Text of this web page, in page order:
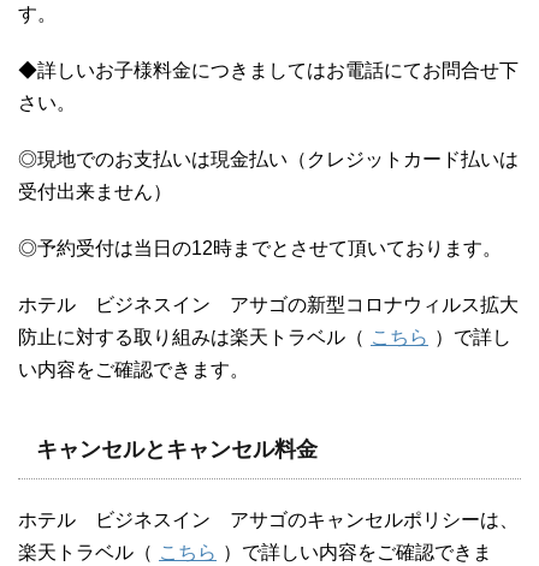
す。
◆詳しいお子様料金につきましてはお電話にてお問合せ下
さい。
◎現地でのお支払いは現金払い（クレジットカード払いは
受付出来ません）
◎予約受付は当日の12時までとさせて頂いております。
ホテル ビジネスイン アサゴの新型コロナウィルス拡大
防止に対する取り組みは楽天トラベル（ こちら ）で詳し
い内容をご確認できます。
キャンセルとキャンセル料金
ホテル ビジネスイン アサゴのキャンセルポリシーは、
楽天トラベル（ こちら ）で詳しい内容をご確認できま